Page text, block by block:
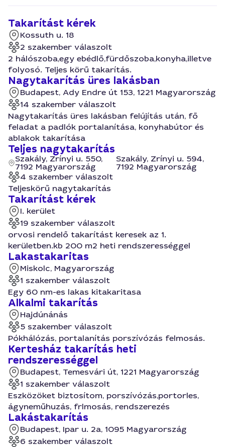
Takarítást kérek
Kossuth u. 18
2 szakember válaszolt
2 hálószoba,egy ebédlő,fürdőszoba,konyha,illetve
folyosó. Teljes körű takarítás.
Nagytakarítás üres lakásban
Budapest, Ady Endre út 153, 1221 Magyarország
14 szakember válaszolt
Nagytakarítás üres lakásban felújítás után, fő
feladat a padlók portalanítása, konyhabútor és
ablakok takarítása
Teljes nagytakarítás
Szakály, Zrínyi u. 550,
7192 Magyarország
Szakály, Zrínyi u. 594,
7192 Magyarország
4 szakember válaszolt
Teljeskörű nagytakarítás
Takarítást kérek
I. kerület
19 szakember válaszolt
orvosi rendelő takarítást keresek az 1.
kerületben.kb 200 m2 heti rendszerességgel
Lakastakaritas
Miskolc, Magyarország
1 szakember válaszolt
Egy 60 nm-es lakas kitakaritasa
Alkalmi takarítás
Hajdúnánás
5 szakember válaszolt
Pókhálózás, portalanítás porszívózás felmosás.
Kertesház takarítás heti
rendszerességgel
Budapest, Temesvári út, 1221 Magyarország
1 szakember válaszolt
Eszközöket biztosítom, porszívózás,portorles,
ágyneműhuzás, frlmosás, rendszerezés
Lakástakarítás
Budapest, Ipar u. 2a, 1095 Magyarország
6 szakember válaszolt